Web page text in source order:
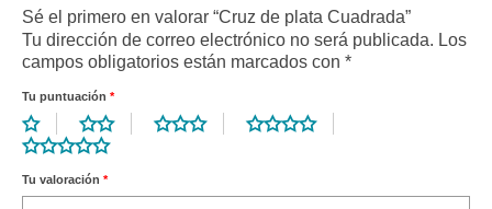
Sé el primero en valorar “Cruz de plata Cuadrada”
Tu dirección de correo electrónico no será publicada. Los
campos obligatorios están marcados con *
Tu puntuación *
Tu valoración *